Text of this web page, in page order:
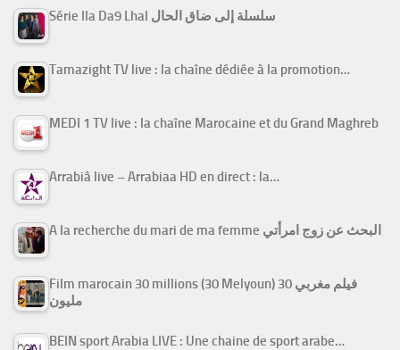
Série Ila Da9 Lhal سلسلة إلى ضاق الحال
Tamazight TV live : la chaîne dédiée à la promotion…
MEDI 1 TV live : la chaîne Marocaine et du Grand Maghreb
Arrabiâ live – Arrabiaa HD en direct : la…
A la recherche du mari de ma femme البحث عن زوج امرأتي
Film marocain 30 millions (30 Melyoun) فيلم مغربي 30
مليون
BEIN sport Arabia LIVE : Une chaine de sport arabe…